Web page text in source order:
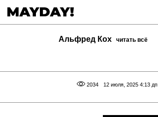
Альфред Кох читать всё
12 июля, 2025 4:13 дп
2034